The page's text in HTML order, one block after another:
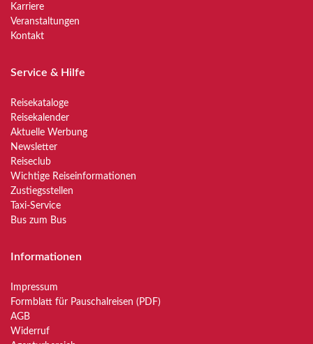
Karriere
Veranstaltungen
Kontakt
Service & Hilfe
Reisekataloge
Reisekalender
Aktuelle Werbung
Newsletter
Reiseclub
Wichtige Reiseinformationen
Zustiegsstellen
Taxi-Service
Bus zum Bus
Informationen
Impressum
Formblatt für Pauschalreisen (PDF)
AGB
Widerruf